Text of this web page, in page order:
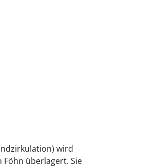
wird
Föhn überlagert. Sie